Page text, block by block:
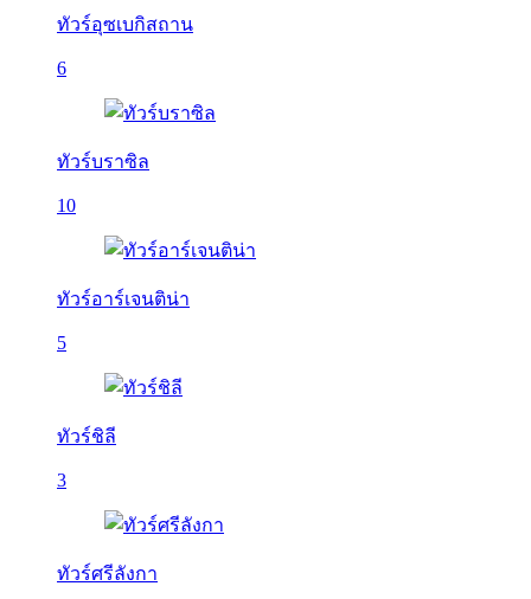
ทัวร์อุซเบกิสถาน
6
ทัวร์บราซิล
10
ทัวร์อาร์เจนติน่า
5
ทัวร์ชิลี
3
ทัวร์ศรีลังกา